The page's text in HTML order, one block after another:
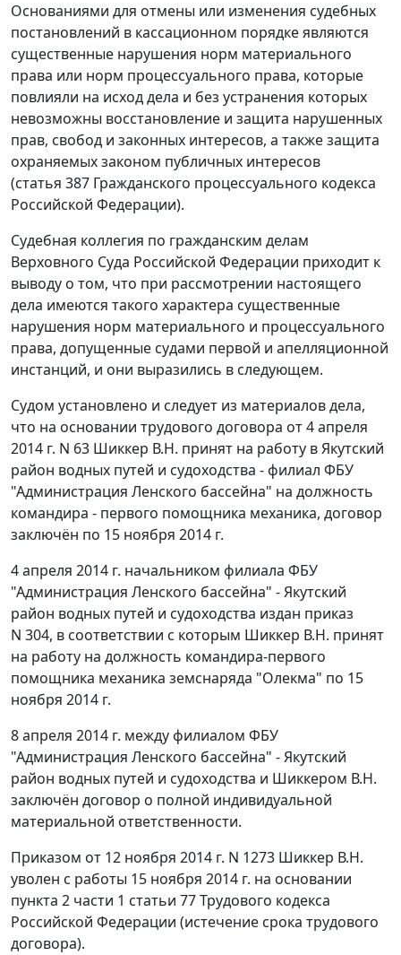
Основаниями для отмены или изменения судебных
постановлений в кассационном порядке являются
существенные нарушения норм материального
права или норм процессуального права, которые
повлияли на исход дела и без устранения которых
невозможны восстановление и защита нарушенных
прав, свобод и законных интересов, а также защита
охраняемых законом публичных интересов
(статья 387 Гражданского процессуального кодекса
Российской Федерации).
Судебная коллегия по гражданским делам
Верховного Суда Российской Федерации приходит к
выводу о том, что при рассмотрении настоящего
дела имеются такого характера существенные
нарушения норм материального и процессуального
права, допущенные судами первой и апелляционной
инстанций, и они выразились в следующем.
Судом установлено и следует из материалов дела,
что на основании трудового договора от 4 апреля
2014 г. N 63 Шиккер В.Н. принят на работу в Якутский
район водных путей и судоходства - филиал ФБУ
"Администрация Ленского бассейна" на должность
командира - первого помощника механика, договор
заключён по 15 ноября 2014 г.
4 апреля 2014 г. начальником филиала ФБУ
"Администрация Ленского бассейна" - Якутский
район водных путей и судоходства издан приказ
N 304, в соответствии с которым Шиккер В.Н. принят
на работу на должность командира-первого
помощника механика земснаряда "Олекма" по 15
ноября 2014 г.
8 апреля 2014 г. между филиалом ФБУ
"Администрация Ленского бассейна" - Якутский
район водных путей и судоходства и Шиккером В.Н.
заключён договор о полной индивидуальной
материальной ответственности.
Приказом от 12 ноября 2014 г. N 1273 Шиккер В.Н.
уволен с работы 15 ноября 2014 г. на основании
пункта 2 части 1 статьи 77 Трудового кодекса
Российской Федерации (истечение срока трудового
договора).